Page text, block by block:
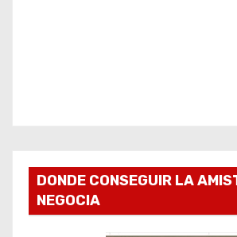
DONDE CONSEGUIR LA
NEGOCIA